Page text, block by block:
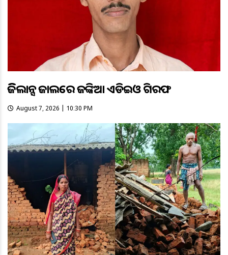
ଭିଜିଲାନ୍ସ ଜାଲରେ ଜଙ୍କିଆ ଏଡିଇଓ ଗିରଫ
August 7, 2026 | 10:30 PM